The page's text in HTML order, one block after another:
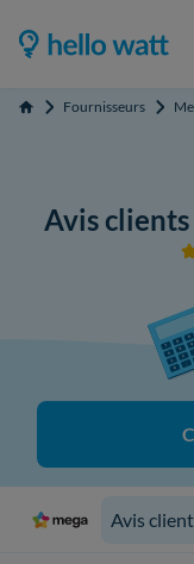
Accueil Fournisseurs
Avis
Avis